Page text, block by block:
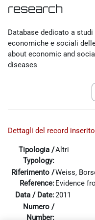
research
Database dedicato a
economiche e sociali
about economic and
diseases
Dettagli del record inserito
Tipologia /
Typology:
Altri
Riferimento /
Reference:
Weiss,
Evidence
Data / Date:2011
Numero /
Number:
«Pagina
1